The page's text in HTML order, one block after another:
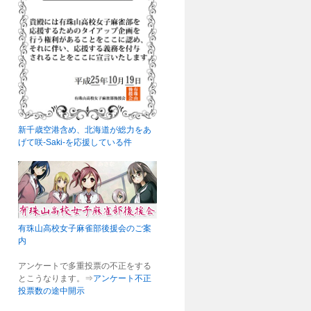
新千歳空港含め、北海道が総力をあ
げて咲-Saki-を応援している件
有珠山高校女子麻雀部後援会のご案
内
アンケートで多重投票の不正をする
とこうなります。⇒アンケート不正
投票数の途中開示